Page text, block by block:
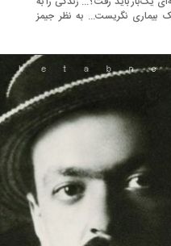
نگریست... به ‌نظر جیمز